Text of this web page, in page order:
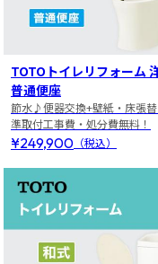
TOTOトイレリフォーム
普通便座
節水♪便器交換+壁紙・床張
準取付工事費・処分費無料！
¥249,900 （税込）